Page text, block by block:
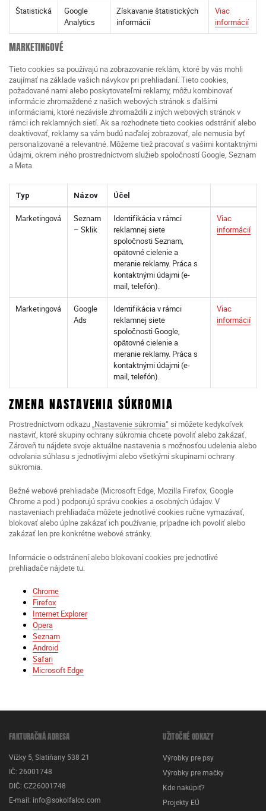
Štatistická
Google
Analytics
Získavanie štatistických
informácií
Viac
informácií
MARKETINGOVÉ
Tieto cookies sa používajú na zobrazovanie reklám, ktoré by vás mohli
zaujímať na základe vašich návykov pri prehliadaní. Tieto cookies,
požadované nami alebo poskytovateľmi reklamy, môžu kombinovať
informácie zhromaždené z našich webových stránok s ďalšími
informáciami, ktoré nezávisle zhromaždili z iných webových stránok v
rámci ich reklamných sietí. Ak sa rozhodnete tieto cookies odstrániť alebo
deaktivovať, reklamy sa vám budú naďalej zobrazovať, ale nemusia byť
personalizované a relevantné. Môžeme tiež pracovať s vašimi kontaktnými
údajmi, okrem iného prostredníctvom služieb spoločností Google, Seznam
a Meta.
Typ Názov Účel
Marketingová
Seznam
– Sklik
Identifikácia v rámci
reklamnej siete
spoločnosti Seznam,
opätovné cielenie a
meranie reklamy. Práca s
kontaktnými údajmi (e-
mail, telefón).
Viac
informácií
Marketingová
Google
Ads
Identifikácia v rámci
reklamnej siete
spoločnosti Google,
opätovné cielenie a
meranie reklamy. Práca s
kontaktnými údajmi (e-
mail, telefón).
Viac
informácií
ZMENA NASTAVENIA SÚKROMIA
Prostredníctvom odkazu„Nastavenie súkromia“si môžete kedykoľvek
nastaviť, ktoré skupiny ochrany súkromia chcete povoliť alebo zakázať.
Zároveň tu nájdete svoje aktuálne nastavenia s možnosťou udelenia alebo
odvolania súhlasu s jednotlivými alebo všetkými skupinami ochrany
súkromia.
Bežné webové prehliadače (Microsoft Edge, Mozilla Firefox, Google
Chrome a pod.) podporujú správu cookies a osobných údajov. V
nastaveniach prehliadača môžete jednotlivé cookies ručne vymazávať,
blokovať alebo úplne zakázať ich používanie, prípadne ich povoliť alebo
zakázať len pre konkrétne webové stránky.
Informácie o odstránení alebo blokovaní cookies pre jednotlivé
prehliadače nájdete tu:
Chrome
Firefox
Internet Explorer
Opera
Seznam
Android
Safari
Microsoft Edge
FAKTURAČNÁ ADRESA
Vížky 5, Slatiňany 538 21
IČ: 26001748
DIČ: CZ26001748
E-mail: info@sokolfalco.com
UŽITOČNÉ ODKAZY
Výrobky pre psy
Výrobky pre mačky
Kde nakúpiť?
Projekty EÚ